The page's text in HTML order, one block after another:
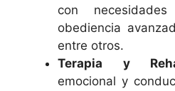
con
obediencia
entre otros.
Terapia y
emocional y